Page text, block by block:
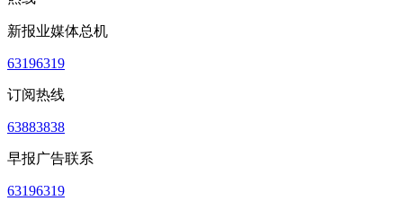
新报业媒体总机
63196319
订阅热线
63883838
早报广告联系
63196319